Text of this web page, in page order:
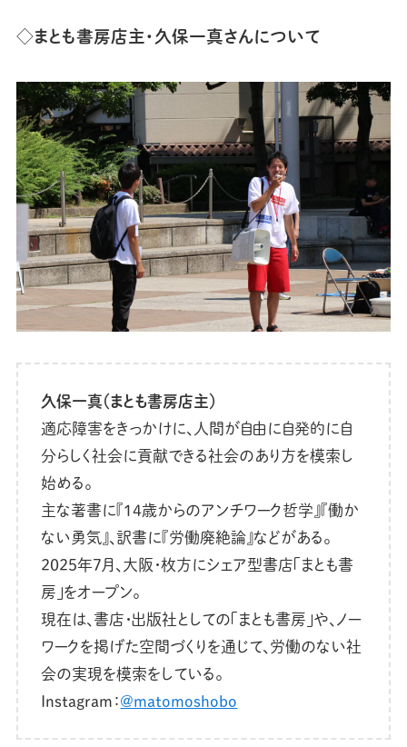
◇まとも書房店主・久保一真さんについて
久保一真（まとも書房店主）
適応障害をきっかけに、人間が自由に自発的に自
分らしく社会に貢献できる社会のあり方を模索し
始める。
主な著書に『14歳からのアンチワーク哲学』『働か
ない勇気』、訳書に『労働廃絶論』などがある。
2025年7月、大阪・枚方にシェア型書店「まとも書
房」をオープン。
現在は、書店・出版社としての「まとも書房」や、ノー
ワークを掲げた空間づくりを通じて、労働のない社
会の実現を模索をしている。
Instagram：@matomoshobo